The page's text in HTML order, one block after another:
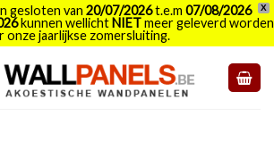
X
gesloten van 20/07/2026t.e.m 07/08/2026
kunnen wellichtNIETmeer geleverd worden
onze jaarlijkse zomersluiting.